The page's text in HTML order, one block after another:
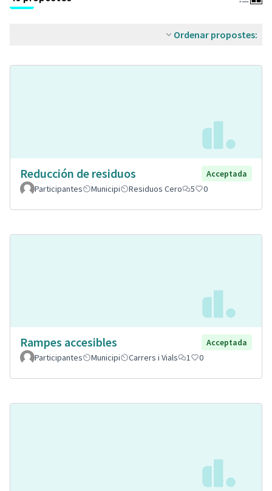
Ordenar propostes:
Reducción de residuos
Acceptada
Participantes
Municipi Residuos Cero 5 0
Rampes accesibles
Acceptada
Participantes
Municipi Carrers i Vials 1 0